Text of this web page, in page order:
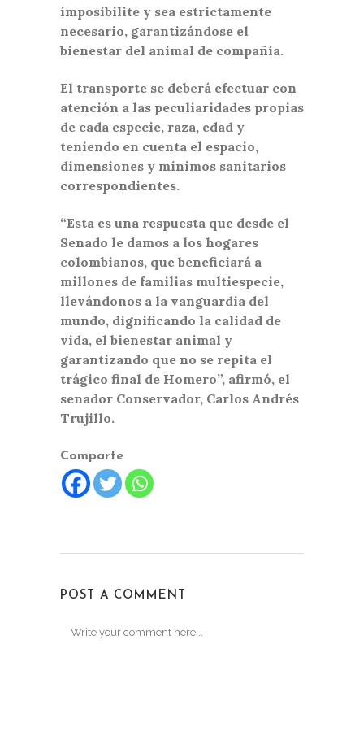
imposibilite y sea estrictamente
necesario, garantizándose el
bienestar del animal de compañía.
El transporte se deberá efectuar con
atención a las peculiaridades propias
de cada especie, raza, edad y
teniendo en cuenta el espacio,
dimensiones y mínimos sanitarios
correspondientes.
“Esta es una respuesta que desde el
Senado le damos a los hogares
colombianos, que beneficiará a
millones de familias multiespecie,
llevándonos a la vanguardia del
mundo, dignificando la calidad de
vida, el bienestar animal y
garantizando que no se repita el
trágico final de Homero”, afirmó, el
senador Conservador, Carlos Andrés
Trujillo.
Comparte
POST A COMMENT